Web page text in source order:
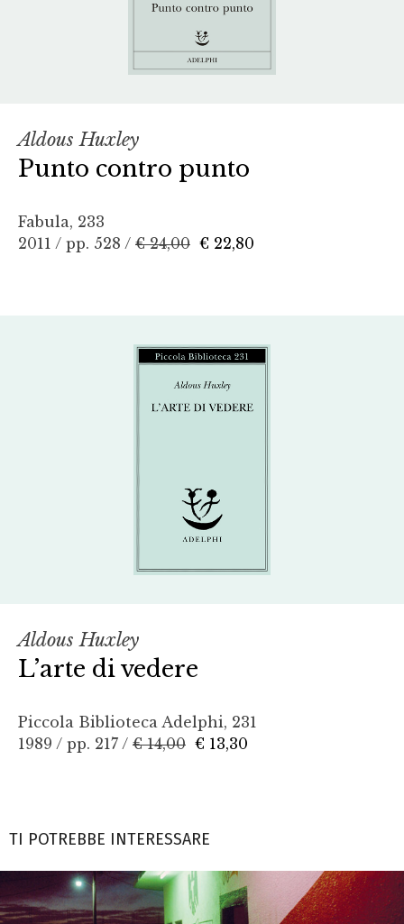
Aldous Huxley
Punto contro punto
Fabula, 233
2011 / pp. 528 / € 24,00 € 22,80
Aldous Huxley
L’arte di vedere
Piccola Biblioteca Adelphi, 231
1989 / pp. 217 / € 14,00 € 13,30
TI POTREBBE INTERESSARE